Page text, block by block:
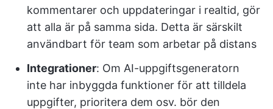
kommentarer och uppdateringar i realtid, gör
att alla är på samma sida. Detta är särskilt
användbart för team som arbetar på distans
Integrationer: Om AI-uppgiftsgeneratorn
inte har inbyggda funktioner för att tilldela
uppgifter, prioritera dem osv. bör den